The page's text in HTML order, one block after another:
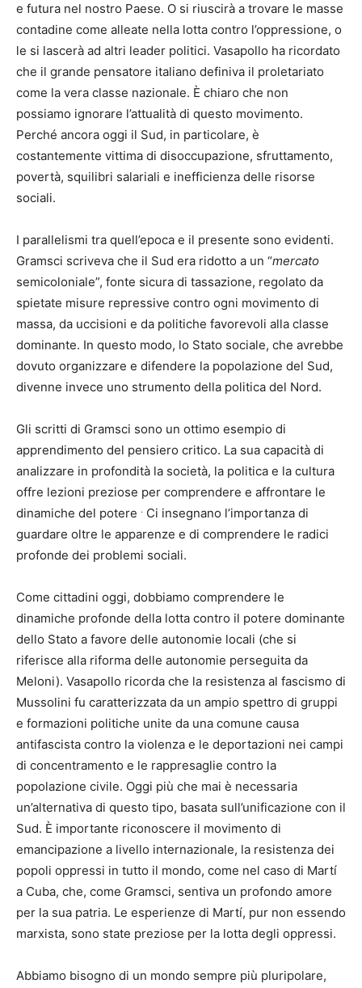
e futura nel nostro Paese. O si riuscirà a trovare le masse
contadine come alleate nella lotta contro l’oppressione, o
le si lascerà ad altri leader politici. Vasapollo ha ricordato
che il grande pensatore italiano definiva il proletariato
come la vera classe nazionale. È chiaro che non
possiamo ignorare l’attualità di questo movimento.
Perché ancora oggi il Sud, in particolare, è
costantemente vittima di disoccupazione, sfruttamento,
povertà, squilibri salariali e inefficienza delle risorse
sociali.
I parallelismi tra quell’epoca e il presente sono evidenti.
Gramsci scriveva che il Sud era ridotto a un “mercato
semicoloniale”, fonte sicura di tassazione, regolato da
spietate misure repressive contro ogni movimento di
massa, da uccisioni e da politiche favorevoli alla classe
dominante. In questo modo, lo Stato sociale, che avrebbe
dovuto organizzare e difendere la popolazione del Sud,
divenne invece uno strumento della politica del Nord.
Gli scritti di Gramsci sono un ottimo esempio di
apprendimento del pensiero critico. La sua capacità di
analizzare in profondità la società, la politica e la cultura
offre lezioni preziose per comprendere e affrontare le
dinamiche del potere . Ci insegnano l’importanza di
guardare oltre le apparenze e di comprendere le radici
profonde dei problemi sociali.
Come cittadini oggi, dobbiamo comprendere le
dinamiche profonde della lotta contro il potere dominante
dello Stato a favore delle autonomie locali (che si
riferisce alla riforma delle autonomie perseguita da
Meloni). Vasapollo ricorda che la resistenza al fascismo di
Mussolini fu caratterizzata da un ampio spettro di gruppi
e formazioni politiche unite da una comune causa
antifascista contro la violenza e le deportazioni nei campi
di concentramento e le rappresaglie contro la
popolazione civile. Oggi più che mai è necessaria
un’alternativa di questo tipo, basata sull’unificazione con il
Sud. È importante riconoscere il movimento di
emancipazione a livello internazionale, la resistenza dei
popoli oppressi in tutto il mondo, come nel caso di Martí
a Cuba, che, come Gramsci, sentiva un profondo amore
per la sua patria. Le esperienze di Martí, pur non essendo
marxista, sono state preziose per la lotta degli oppressi.
Abbiamo bisogno di un mondo sempre più pluripolare,